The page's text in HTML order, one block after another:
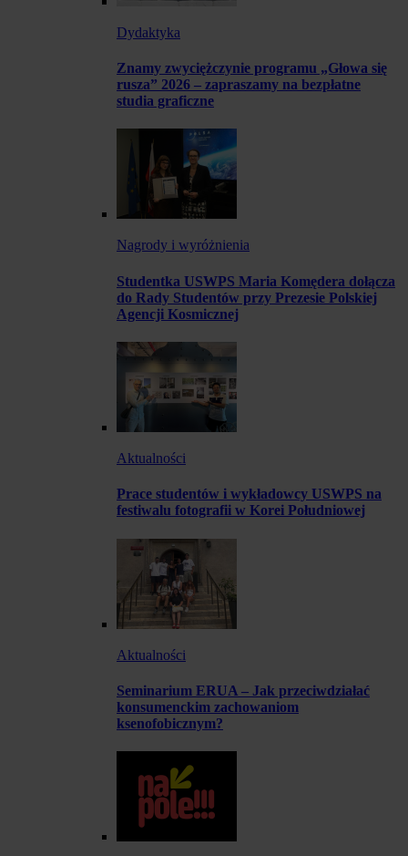
Dydaktyka
Znamy zwyciężczynie programu „Głowa się
rusza” 2026 – zapraszamy na bezpłatne
studia graficzne
Nagrody i wyróżnienia
Studentka USWPS Maria Komędera dołącza
do Rady Studentów przy Prezesie Polskiej
Agencji Kosmicznej
Aktualności
Prace studentów i wykładowcy USWPS na
festiwalu fotografii w Korei Południowej
Aktualności
Seminarium ERUA – Jak przeciwdziałać
konsumenckim zachowaniom
ksenofobicznym?